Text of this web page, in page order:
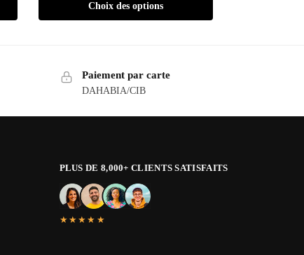
Choix des options
Paiement par carte
DAHABIA/CIB
PLUS DE 8,000+ CLIENTS SATISFAITS
★★★★★